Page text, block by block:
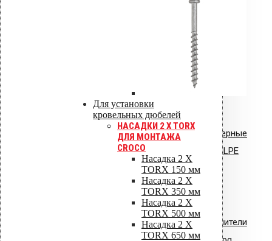
Для установки
кровельных дюбелей
НАСАДКИ 2 X TORX
ДЛЯ МОНТАЖА
CROCO
Насадка 2 X
TORX 150 мм
Насадка 2 X
TORX 350 мм
Насадка 2 X
TORX 500 мм
Насадка 2 X
TORX 650 мм
Инструкция по монтажу: Vilpe HS
Huopa/State проходной элемент
Инструкция по монтажу: Uniroof
кровельный люк
Сертификат соответствия: полимерные
стояки и водостоки системы VILPE
Сертификат соответствия:
вентиляторы типа VILPE.pdf
Сертификат соответствия: уплотнители